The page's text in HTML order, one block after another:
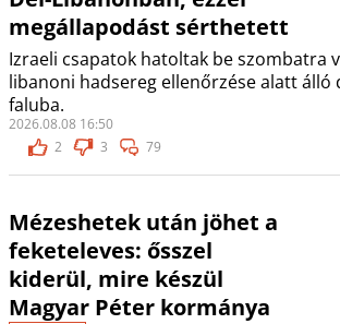
megállapodást sérthetett
Izraeli csapatok hatoltak be szombatra
libanoni hadsereg ellenőrzése alatt álló
faluba.
2026.08.08 16:50
2
3 79
Mézeshetek után jöhet a
feketeleves: ősszel
kiderül, mire készül
Magyar Péter kormánya